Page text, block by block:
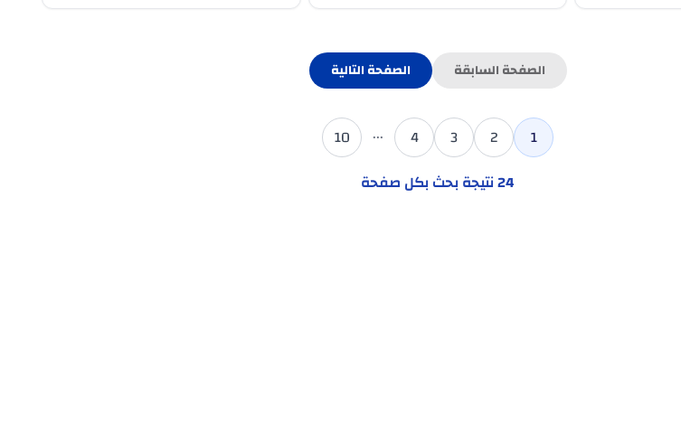
الصفحة السابقة الصفحة التالية
1
2
3
4
...
10
24نتيجة بحث بكل صفحة